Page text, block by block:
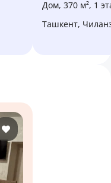
Дом, 370 м², 1
Ташкент,